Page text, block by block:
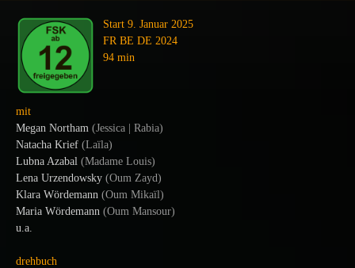
Start 9. Januar 2025
FR BE DE 2024
94 min
mit
Megan Northam (Jessica | Rabia)
Natacha Krief (Laïla)
Lubna Azabal (Madame Louis)
Lena Urzendowsky (Oum Zayd)
Klara Wördemann (Oum Mikaïl)
Maria Wördemann (Oum Mansour)
u.a.
drehbuch